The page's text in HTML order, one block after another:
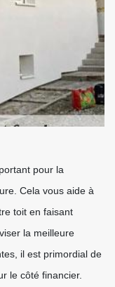
pour la
Cela vous aide à
toit en faisant
la meilleure
il est primordial de
le côté financier.